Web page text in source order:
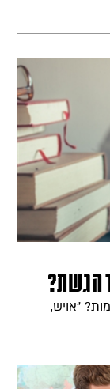
הגשת?
"אויש,